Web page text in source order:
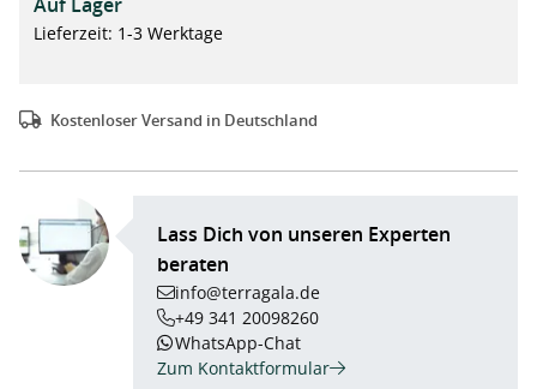
Lieferzeit: 1-3 Werktage
Kostenloser Versand in Deutschland
Lass Dich von unseren Experten
beraten
info@terragala.de
+49 341 20098260
WhatsApp-Chat
Zum Kontaktformular